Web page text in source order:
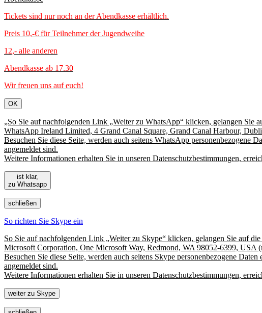
Tickets sind nur noch an der Abendkasse erhältlich.
Preis 10,-€ für Teilnehmer der Jugendweihe
12,- alle anderen
Abendkasse ab 17.30
Wir freuen uns auf euch!
OK
„So Sie auf nachfolgenden Link „Weiter zu WhatsApp“ klicken, gelangen Sie
WhatsApp Ireland Limited, 4 Grand Canal Square, Grand Canal Harbour,
Besuchen Sie diese Seite, werden auch seitens WhatsApp personenbezogene
angemeldet sind.
Weitere Informationen erhalten Sie in unseren Datenschutzbestimmungen,
ist klar,
zu Whatsapp
schließen
So richten Sie Skype ein
So Sie auf nachfolgenden Link „Weiter zu Skype“ klicken, gelangen Sie auf
Microsoft Corporation, One Microsoft Way, Redmond, WA 98052-6399, USA
Besuchen Sie diese Seite, werden auch seitens Skype personenbezogene
angemeldet sind.
Weitere Informationen erhalten Sie in unseren Datenschutzbestimmungen,
weiter zu Skype